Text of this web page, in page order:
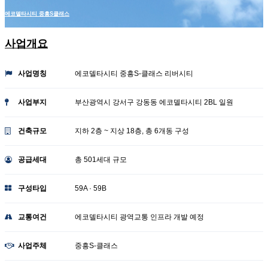
에코델타시티 중흥S클래스
사업개요
사업명칭 에코델타시티 중흥S-클래스 리버시티
사업부지 부산광역시 강서구 강동동 에코델타시티 2BL 일원
건축규모 지하 2층 ~ 지상 18층, 총 6개동 구성
공급세대 총 501세대 규모
구성타입 59A · 59B
교통여건 에코델타시티 광역교통 인프라 개발 예정
사업주체 중흥S-클래스